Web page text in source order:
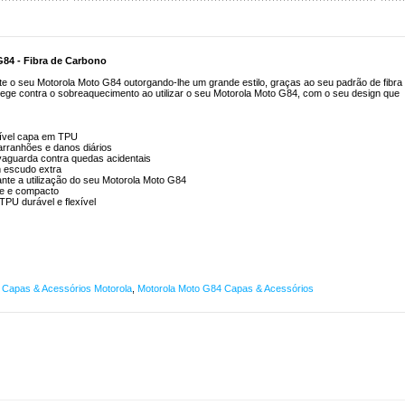
- Fibra de Carbono
o seu Motorola Moto G84 outorgando-lhe um grande estilo, graças ao seu padrão de fibra
contra o sobreaquecimento ao utilizar o seu Motorola Moto G84, com o seu design que
capa em TPU
e danos diários
contra quedas acidentais
escudo extra
a utilização do seu Motorola Moto G84
e compacto
durável e flexível
Capas & Acessórios Motorola Motorola Moto G84 Capas & Acessórios